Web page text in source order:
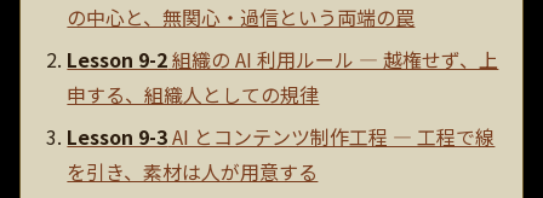
の中心と、無関心・過信という両端の罠
Lesson 9-2組織の AI 利用ルール — 越権せず、上
申する、組織人としての規律
Lesson 9-3AI とコンテンツ制作工程 — 工程で線
を引き、素材は人が用意する